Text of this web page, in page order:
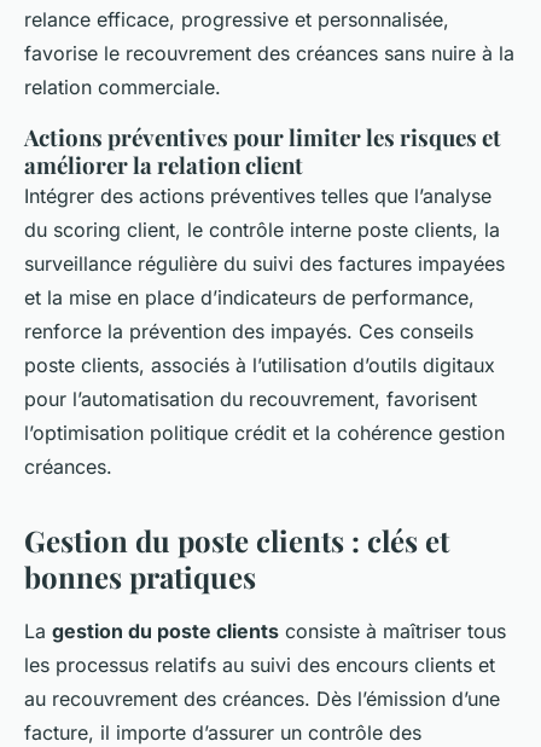
relance efficace, progressive et personnalisée,
favorise le recouvrement des créances sans nuire à la
relation commerciale.
Actions préventives pour limiter les risques et
améliorer la relation client
Intégrer des actions préventives telles que l’analyse
du scoring client, le contrôle interne poste clients, la
surveillance régulière du suivi des factures impayées
et la mise en place d’indicateurs de performance,
renforce la prévention des impayés. Ces conseils
poste clients, associés à l’utilisation d’outils digitaux
pour l’automatisation du recouvrement, favorisent
l’optimisation politique crédit et la cohérence gestion
créances.
Gestion du poste clients : clés et
bonnes pratiques
La gestion du poste clients consiste à maîtriser tous
les processus relatifs au suivi des encours clients et
au recouvrement des créances. Dès l’émission d’une
facture, il importe d’assurer un contrôle des